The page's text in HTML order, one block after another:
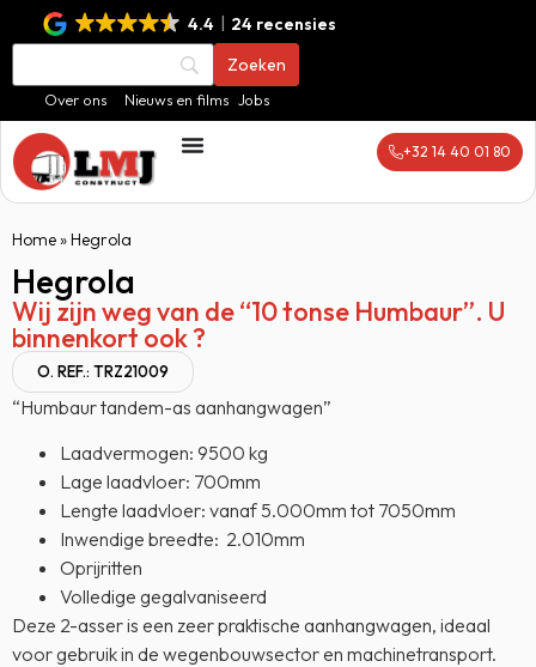
4.4 24 recensies
Over ons Nieuws en films Jobs
+32 14 40 01 80
Home»Hegrola
Hegrola
Wij zijn weg van de “10 tonse Humbaur”. U
binnenkort ook ?
O. REF.: TRZ21009
“Humbaur tandem-as aanhangwagen”
Laadvermogen: 9500 kg
Lage laadvloer: 700mm
Lengte laadvloer: vanaf 5.000mm tot 7050mm
Inwendige breedte: 2.010mm
Oprijritten
Volledige gegalvaniseerd
Deze 2-asser is een zeer praktische aanhangwagen, ideaal
voor gebruik in de wegenbouwsector en machinetransport.